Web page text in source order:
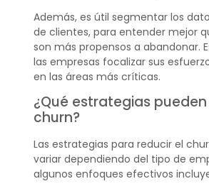
Además, es útil segmentar los
de clientes, para entender mejor
son más propensos a abandonar.
las empresas focalizar sus
en las áreas más críticas.
¿Qué estrategias
churn?
Las estrategias para reducir el
variar dependiendo del tipo de
algunos enfoques efectivos